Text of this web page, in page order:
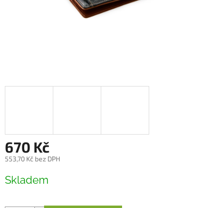
670 Kč
553,70 Kč bez DPH
cena:
Skladem